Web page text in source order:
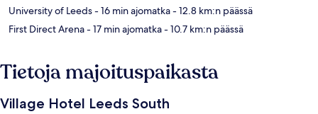
University of Leeds- 16 min ajomatka- 12.8 km:n päässä
First Direct Arena- 17 min ajomatka- 10.7 km:n päässä
Tietoja majoituspaikasta
Village Hotel Leeds South